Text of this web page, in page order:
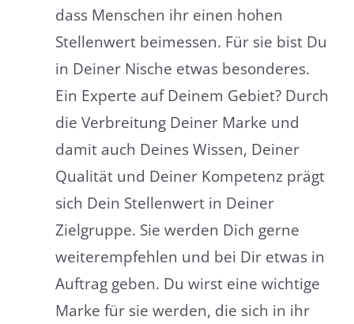
dass Menschen ihr einen hohen
Stellenwert beimessen. Für sie bist Du
in Deiner Nische etwas besonderes.
Ein Experte auf Deinem Gebiet? Durch
die Verbreitung Deiner Marke und
damit auch Deines Wissen, Deiner
Qualität und Deiner Kompetenz prägt
sich Dein Stellenwert in Deiner
Zielgruppe. Sie werden Dich gerne
weiterempfehlen und bei Dir etwas in
Auftrag geben. Du wirst eine wichtige
Marke für sie werden, die sich in ihr